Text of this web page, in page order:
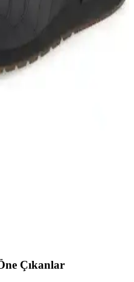
Tensaur ve IE8574 Runfalcon 5
ve çevre dostu
çocuk spor ayakkabısı
Anzarun Lite Kadın
Çıkanlar